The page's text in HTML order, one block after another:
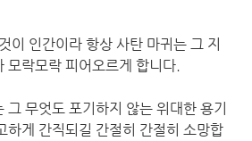
이 인간이라 항상 사탄 마귀는 그 지
모락모락 피어오르게 합니다.
그 무엇도 포기하지 않는 위대한 용기
하게 간직되길 간절히 간절히 소망합